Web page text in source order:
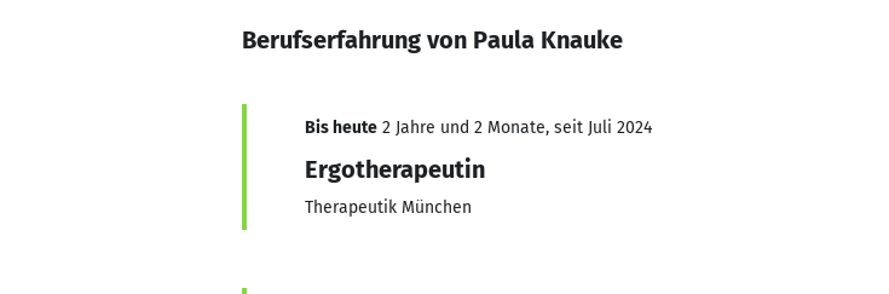
Berufserfahrung von Paula Knauke
Bis heute 2 Jahre und 2 Monate, seit Juli 2024
Ergotherapeutin
Therapeutik München